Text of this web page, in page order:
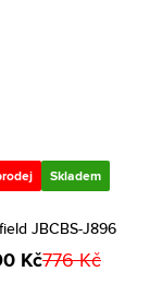
Skladem
JBCBS-J896
Kč776 Kč